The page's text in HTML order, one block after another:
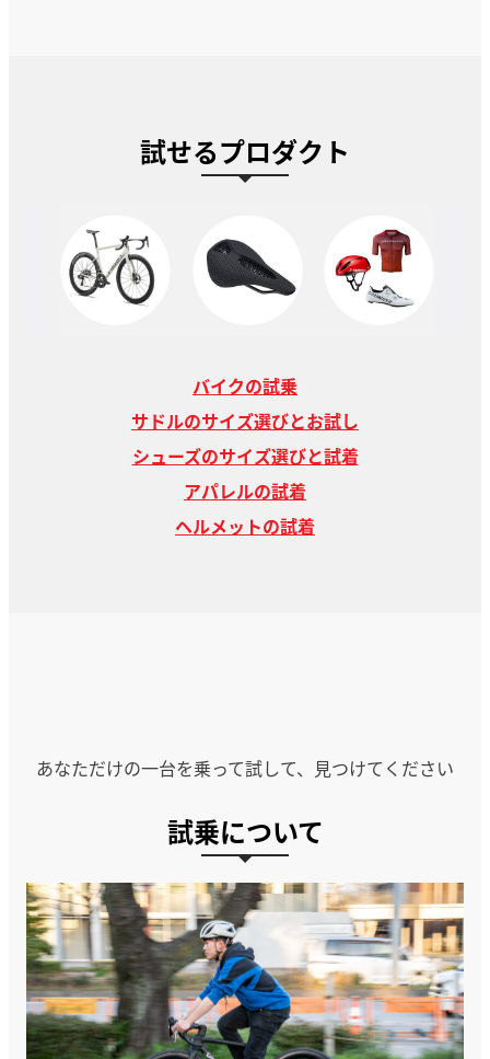
試せるプロダクト
バイクの試乗
サドルのサイズ選びとお試し
シューズのサイズ選びと試着
アパレルの試着
ヘルメットの試着
あなただけの一台を乗って試して、見つけてください
試乗について